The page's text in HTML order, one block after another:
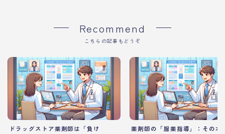
Recommend
こちらの記事もどうぞ
ドラッグストア薬剤師は「負け
薬剤師の「服薬指導」：その本